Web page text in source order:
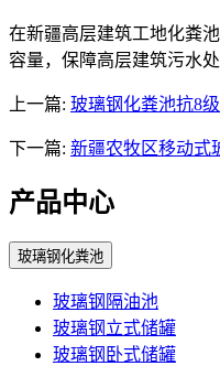
在新疆高层建筑工地化粪
容量，保障高层建筑污水
上一篇: 玻璃钢化粪池抗8
下一篇: 新疆农牧区移动式
产品中心
玻璃钢化粪池
玻璃钢隔油池
玻璃钢立式储罐
玻璃钢卧式储罐